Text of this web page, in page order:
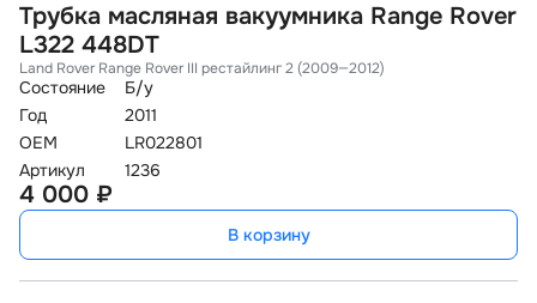
Трубка масляная вакуумника Range Rover
L322 448DT
Land Rover Range Rover III рестайлинг 2 (2009—2012)
Состояние
Б/у
Год
2011
OEM
LR022801
Артикул
1236
4 000 ₽
В корзину